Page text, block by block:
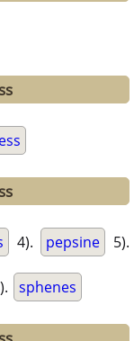
4). pepsine 5).
sphenes